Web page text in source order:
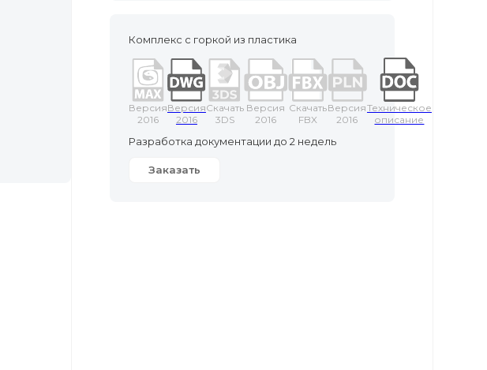
Комплекс с горкой из пластика
Версия
2016
Версия
2016
Скачать
3DS
Версия
2016
Скачать
FBX
Версия
2016
Техническое
описание
Разработка документации до 2 недель
Заказать